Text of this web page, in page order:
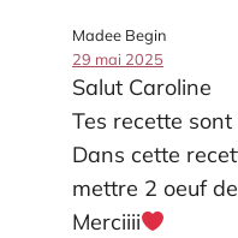
Madee Begin
29 mai 2025
Salut Caroline
Tes recette
Dans cette
mettre 2 oeuf
Merciiii